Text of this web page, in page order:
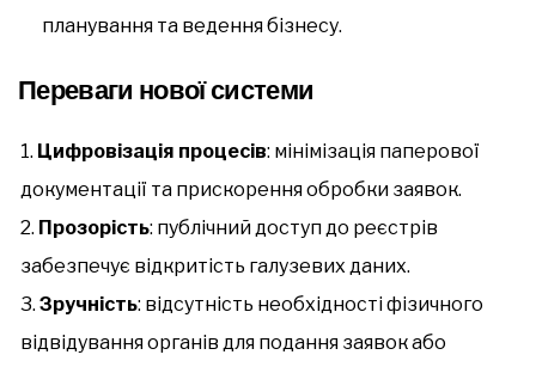
планування та ведення бізнесу.
Переваги нової системи
Цифровізація процесів: мінімізація паперової
документації та прискорення обробки заявок.
Прозорість: публічний доступ до реєстрів
забезпечує відкритість галузевих даних.
Зручність: відсутність необхідності фізичного
відвідування органів для подання заявок або